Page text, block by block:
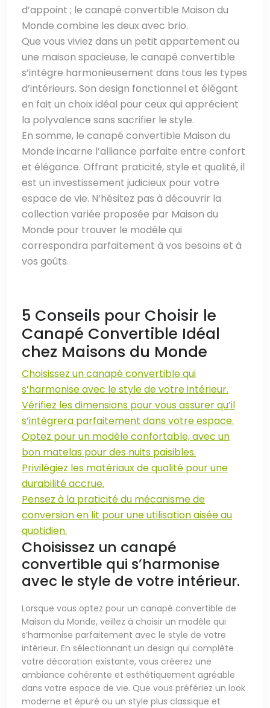
d’appoint ; le canapé convertible Maison du
Monde combine les deux avec brio.
Que vous viviez dans un petit appartement ou
une maison spacieuse, le canapé convertible
s’intègre harmonieusement dans tous les types
d’intérieurs. Son design fonctionnel et élégant
en fait un choix idéal pour ceux qui apprécient
la polyvalence sans sacrifier le style.
En somme, le canapé convertible Maison du
Monde incarne l’alliance parfaite entre confort
et élégance. Offrant praticité, style et qualité, il
est un investissement judicieux pour votre
espace de vie. N’hésitez pas à découvrir la
collection variée proposée par Maison du
Monde pour trouver le modèle qui
correspondra parfaitement à vos besoins et à
vos goûts.
5 Conseils pour Choisir le
Canapé Convertible Idéal
chez Maisons du Monde
Choisissez un canapé convertible qui
s’harmonise avec le style de votre intérieur.
Vérifiez les dimensions pour vous assurer qu’il
s’intègrera parfaitement dans votre espace.
Optez pour un modèle confortable, avec un
bon matelas pour des nuits paisibles.
Privilégiez les matériaux de qualité pour une
durabilité accrue.
Pensez à la praticité du mécanisme de
conversion en lit pour une utilisation aisée au
quotidien.
Choisissez un canapé
convertible qui s’harmonise
avec le style de votre intérieur.
Lorsque vous optez pour un canapé convertible de
Maison du Monde, veillez à choisir un modèle qui
s’harmonise parfaitement avec le style de votre
intérieur. En sélectionnant un design qui complète
votre décoration existante, vous créerez une
ambiance cohérente et esthétiquement agréable
dans votre espace de vie. Que vous préfériez un look
moderne et épuré ou un style plus classique et